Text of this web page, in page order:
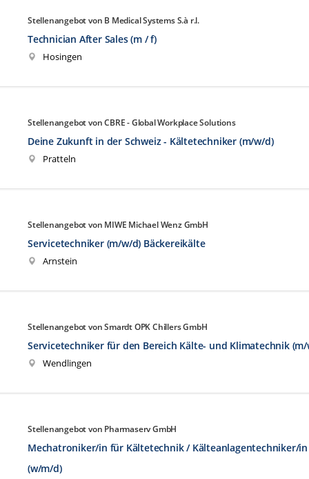
Stellenangebot von B Medical Systems S.à r.l.
Technician After Sales (m / f)
Hosingen
Stellenangebot von CBRE - Global Workplace Solutions
Deine Zukunft in der Schweiz - Kältetechniker (m/w/d)
Pratteln
Stellenangebot von MIWE Michael Wenz GmbH
Servicetechniker (m/w/d) Bäckereikälte
Arnstein
Stellenangebot von Smardt OPK Chillers GmbH
Servicetechniker für den Bereich Kälte- und Klimatechnik
Wendlingen
Stellenangebot von Pharmaserv GmbH
Mechatroniker/in für Kältetechnik / Kälteanlagentechniker/
(w/m/d)